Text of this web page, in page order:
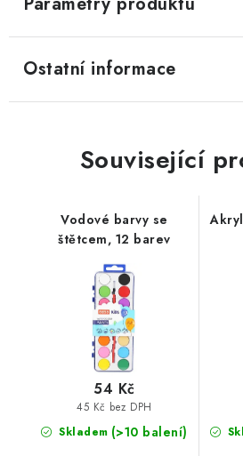
Ostatní informace
Související
Vodové barvy se
štětcem, 12 barev
Skladem (>10 balení)
45 Kč bez DPH
54 Kč